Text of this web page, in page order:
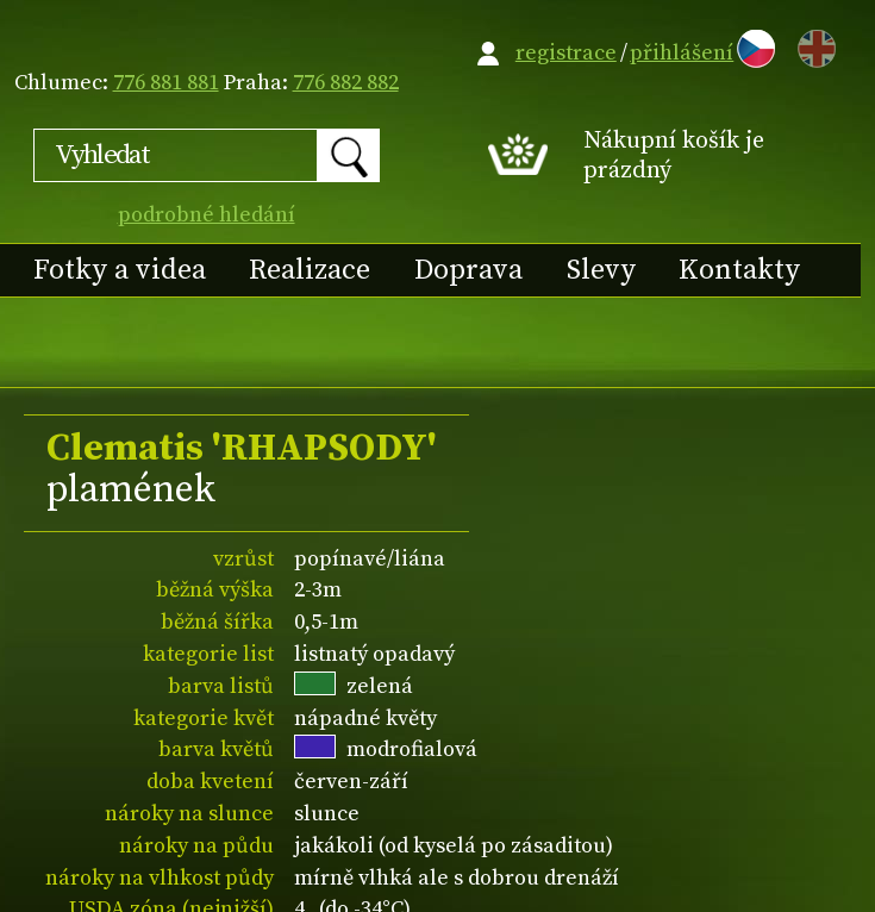
Chlumec: 776 881 881Praha: 776 882 882
podrobné hledání
EN
Nákupní košík je
prázdný
Fotky a videa Realizace Doprava Slevy Kontakty
registrace/přihlášení
Clematis 'RHAPSODY'
plamének
vzrůst
popínavé/liána
běžná výška
2-3m
běžná šířka
0,5-1m
kategorie list
listnatý opadavý
barva listů
zelená
kategorie květ
nápadné květy
barva květů
modrofialová
doba kvetení
červen-září
nároky na slunce
slunce
nároky na půdu
jakákoli (od kyselá po zásaditou)
nároky na vlhkost půdy
mírně vlhká ale s dobrou drenáží